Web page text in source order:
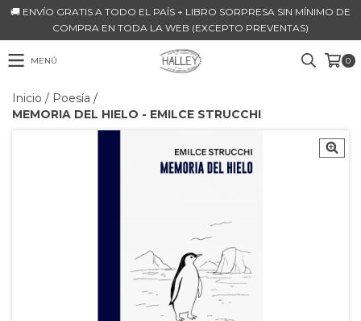
🚚 ENVÍO GRATIS A TODO EL PAÍS + LIBRO SORPRESA SIN MÍNIMO DE
COMPRA EN TODA LA WEB (EXCEPTO PREVENTAS)
MENÚ 0
Inicio / Poesía /
MEMORIA DEL HIELO - EMILCE STRUCCHI